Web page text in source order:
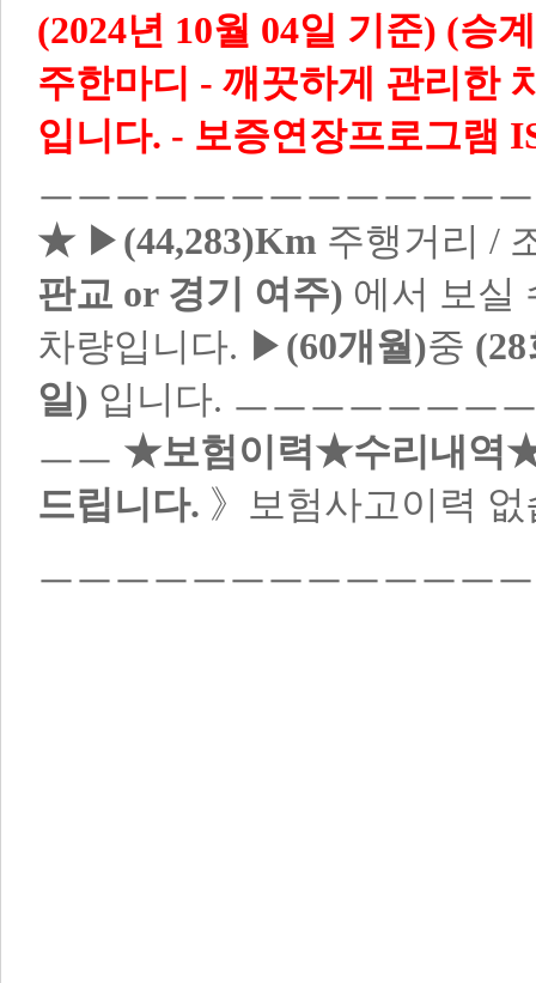
(2024년 10월 04일 기준) (승
주한마디 - 깨끗하게 관리한
입니다. - 보증연장프로그램
ㅡㅡㅡㅡㅡㅡㅡㅡㅡㅡㅡㅡ
★▶ (44,283)Km 주행거리 /
판교 or 경기 여주) 에서 보실
차량입니다. ▶ (60개월)중
일) 입니다. ㅡㅡㅡㅡㅡㅡㅡ
ㅡㅡ ★보험이력★수리내역★
드립니다. 》보험사고이력 없
ㅡㅡㅡㅡㅡㅡㅡㅡㅡㅡㅡㅡ